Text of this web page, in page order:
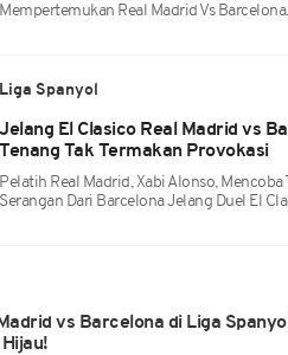
Mempertemukan Real Madrid Vs Barcelona.
Liga Spanyol
Jelang El Clasico Real Madrid vs
Tenang Tak Termakan Provokasi
Pelatih Real Madrid, Xabi Alonso, Mencoba
Serangan Dari Barcelona Jelang Duel El
vs Barcelona di Liga